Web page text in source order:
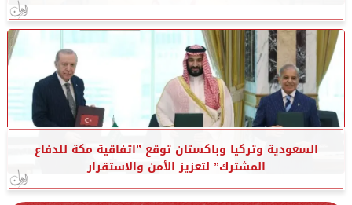
السعودية وتركيا وباكستان توقع ”اتفاقية مكة للدفاع
المشترك” لتعزيز الأمن والاستقرار